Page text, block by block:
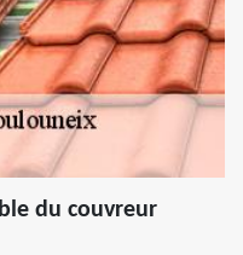
du couvreur